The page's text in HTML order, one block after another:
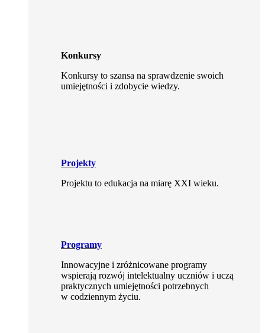
Konkursy
Konkursy to szansa na sprawdzenie swoich
umiejętności i zdobycie wiedzy.
Projekty
Projektu to edukacja na miarę XXI wieku.
Programy
Innowacyjne i zróżnicowane programy
wspierają rozwój intelektualny uczniów i uczą
praktycznych umiejętności potrzebnych
w codziennym życiu.